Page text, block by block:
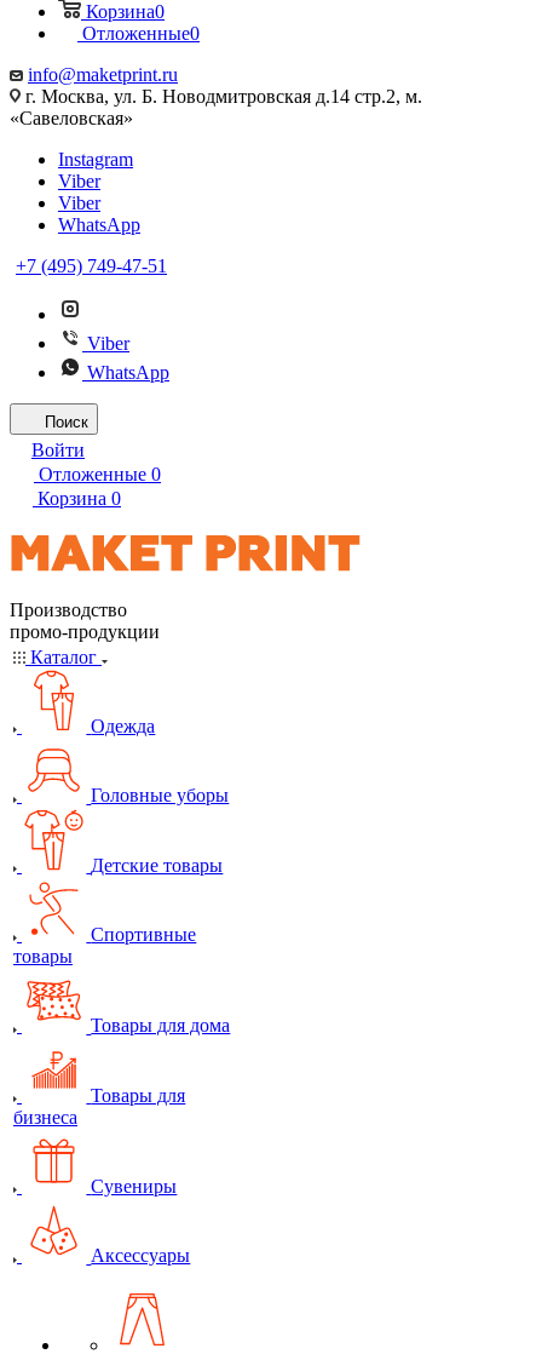
Корзина0
Отложенные0
info@maketprint.ru
г. Москва, ул. Б. Новодмитровская д.14 стр.2, м.
«Савеловская»
Instagram
Viber
Viber
WhatsApp
+7 (495) 749-47-51
Viber
WhatsApp
Поиск
Войти
Отложенные 0
Корзина 0
Производство
промо-продукции
Каталог
Одежда
Головные уборы
Детские товары
Спортивные
товары
Товары для дома
Товары для
бизнеса
Сувениры
Аксессуары